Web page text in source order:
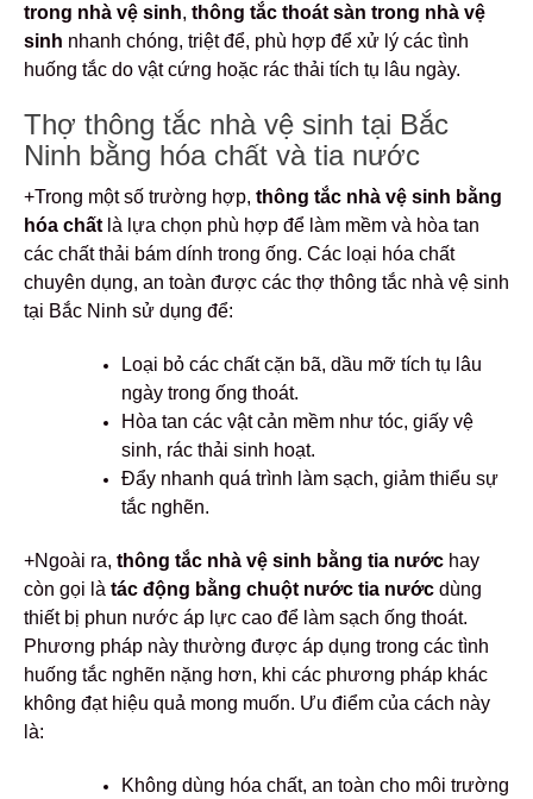
trong nhà vệ sinh, thông tắc thoát sàn trong nhà vệ
sinh nhanh chóng, triệt để, phù hợp để xử lý các tình
huống tắc do vật cứng hoặc rác thải tích tụ lâu ngày.
Thợ thông tắc nhà vệ sinh tại Bắc
Ninh bằng hóa chất và tia nước
+Trong một số trường hợp, thông tắc nhà vệ sinh bằng
hóa chất là lựa chọn phù hợp để làm mềm và hòa tan
các chất thải bám dính trong ống. Các loại hóa chất
chuyên dụng, an toàn được các thợ thông tắc nhà vệ sinh
tại Bắc Ninh sử dụng để:
Loại bỏ các chất cặn bã, dầu mỡ tích tụ lâu
ngày trong ống thoát.
Hòa tan các vật cản mềm như tóc, giấy vệ
sinh, rác thải sinh hoạt.
Đẩy nhanh quá trình làm sạch, giảm thiểu sự
tắc nghẽn.
+Ngoài ra, thông tắc nhà vệ sinh bằng tia nước hay
còn gọi là tác động bằng chuột nước tia nước dùng
thiết bị phun nước áp lực cao để làm sạch ống thoát.
Phương pháp này thường được áp dụng trong các tình
huống tắc nghẽn nặng hơn, khi các phương pháp khác
không đạt hiệu quả mong muốn. Ưu điểm của cách này
là:
Không dùng hóa chất, an toàn cho môi trường